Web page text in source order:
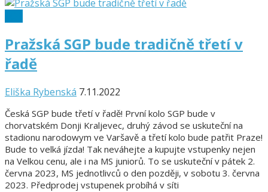
Pražská SGP bude tradičně třetí v
řadě
Eliška Rybenská 7.11.2022
Česká SGP bude třetí v řadě! První kolo SGP bude v
chorvatském Donji Kraljevec, druhý závod se uskuteční na
stadionu narodowym ve Varšavě a třetí kolo bude patřit Praze!
Bude to velká jízda! Tak neváhejte a kupujte vstupenky nejen
na Velkou cenu, ale i na MS juniorů. To se uskuteční v pátek 2.
června 2023, MS jednotlivců o den později, v sobotu 3. června
2023. Předprodej vstupenek probíhá v síti